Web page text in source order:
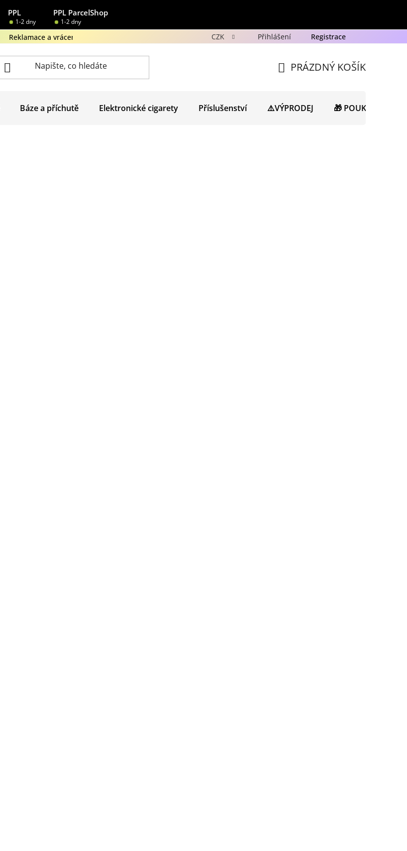
PPL PPL ParcelShop
1-2 dny 1-2 dny
Reklamace a vrácení zboží Ochrana osobních údajů GDPR Novinky
CZK Přihlášení Registrace
KOŠÍK
PRÁZDNÝ KOŠÍK
Báze a příchutě Elektronické cigarety Příslušenství ⚠️VÝPRODEJ 🎁 POUKAZY